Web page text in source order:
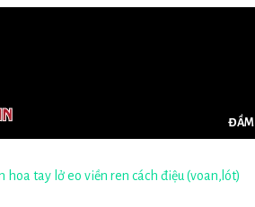
ĐẦM
tay lở eo viền ren cách điệu (voan,lót)